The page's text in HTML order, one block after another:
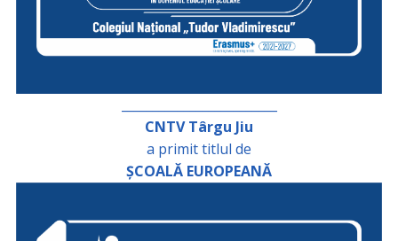
CNTV Târgu Jiu
a primit titlul de
ȘCOALĂ EUROPEANĂ